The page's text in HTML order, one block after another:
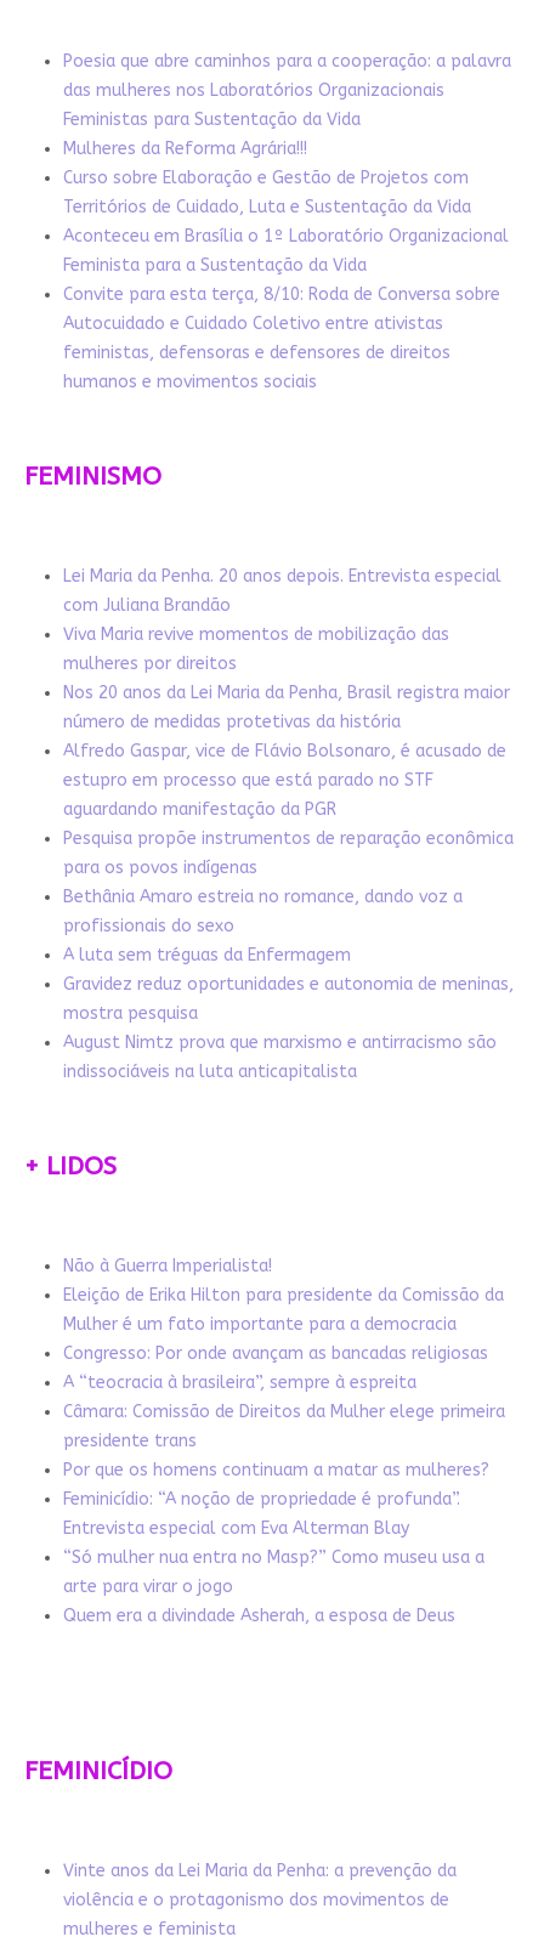
Poesia que abre caminhos para a cooperação: a palavra
das mulheres nos Laboratórios Organizacionais
Feministas para Sustentação da Vida
Mulheres da Reforma Agrária!!!
Curso sobre Elaboração e Gestão de Projetos com
Territórios de Cuidado, Luta e Sustentação da Vida
Aconteceu em Brasília o 1º Laboratório Organizacional
Feminista para a Sustentação da Vida
Convite para esta terça, 8/10: Roda de Conversa sobre
Autocuidado e Cuidado Coletivo entre ativistas
feministas, defensoras e defensores de direitos
humanos e movimentos sociais
FEMINISMO
Lei Maria da Penha. 20 anos depois. Entrevista especial
com Juliana Brandão
Viva Maria revive momentos de mobilização das
mulheres por direitos
Nos 20 anos da Lei Maria da Penha, Brasil registra maior
número de medidas protetivas da história
Alfredo Gaspar, vice de Flávio Bolsonaro, é acusado de
estupro em processo que está parado no STF
aguardando manifestação da PGR
Pesquisa propõe instrumentos de reparação econômica
para os povos indígenas
Bethânia Amaro estreia no romance, dando voz a
profissionais do sexo
A luta sem tréguas da Enfermagem
Gravidez reduz oportunidades e autonomia de meninas,
mostra pesquisa
August Nimtz prova que marxismo e antirracismo são
indissociáveis na luta anticapitalista
+ LIDOS
Não à Guerra Imperialista!
Eleição de Erika Hilton para presidente da Comissão da
Mulher é um fato importante para a democracia
Congresso: Por onde avançam as bancadas religiosas
A “teocracia à brasileira”, sempre à espreita
Câmara: Comissão de Direitos da Mulher elege primeira
presidente trans
Por que os homens continuam a matar as mulheres?
Feminicídio: “A noção de propriedade é profunda”.
Entrevista especial com Eva Alterman Blay
“Só mulher nua entra no Masp?” Como museu usa a
arte para virar o jogo
Quem era a divindade Asherah, a esposa de Deus
FEMINICÍDIO
Vinte anos da Lei Maria da Penha: a prevenção da
violência e o protagonismo dos movimentos de
mulheres e feminista